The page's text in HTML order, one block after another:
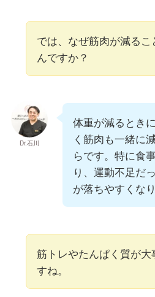
では、なぜ筋肉が減るこ
んですか？
Dr.石川
体重が減るとき
く筋肉も一緒に
らです。特に食
り、運動不足だ
が落ちやすくなり
筋トレやたんぱく質が大
すね。